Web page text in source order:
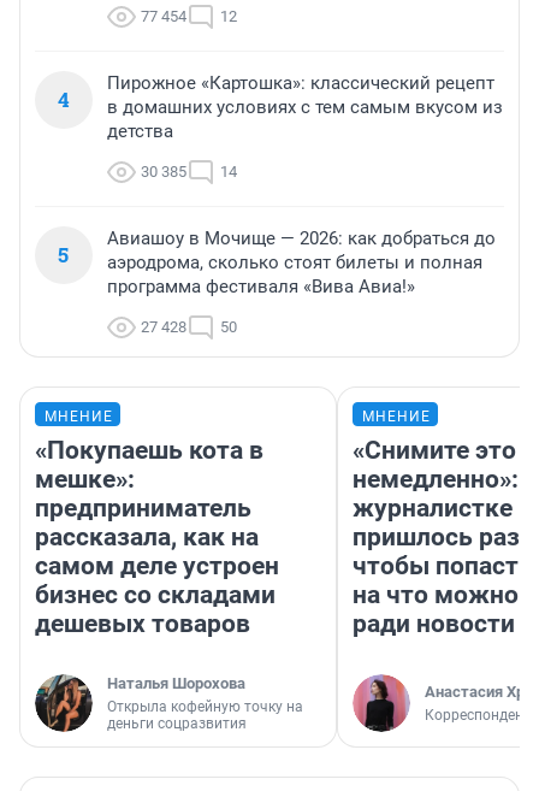
77 454 12
4
Пирожное «Картошка»: классический рецепт
в домашних условиях с тем самым вкусом из
детства
30 385 14
5
Авиашоу в Мочище — 2026: как добраться до
аэродрома, сколько стоят билеты и полная
программа фестиваля «Вива Авиа!»
27 428 50
МНЕНИЕ
«Покупаешь кота в
мешке»:
предприниматель
рассказала, как на
самом деле устроен
бизнес со складами
дешевых товаров
Наталья Шорохова
Открыла кофейную точку на
деньги соцразвития
МНЕНИЕ
«Снимите это
немедленно»:
журналистке
пришлось
чтобы попасть
на что можно
ради новости
Анастасия
Корреспондент